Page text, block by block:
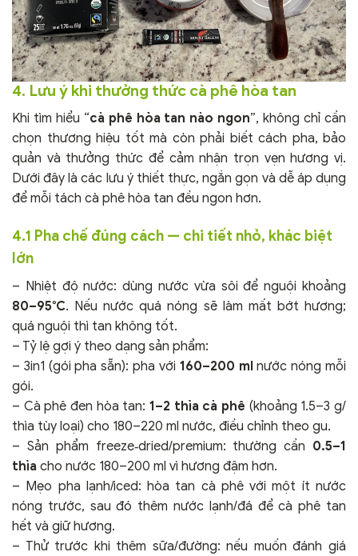
4. Lưu ý khi thưởng thức cà phê hòa tan
Khi tìm hiểu “cà phê hòa tan nào ngon”, không chỉ cần
chọn thương hiệu tốt mà còn phải biết cách pha, bảo
quản và thưởng thức để cảm nhận trọn vẹn hương vị.
Dưới đây là các lưu ý thiết thực, ngắn gọn và dễ áp dụng
để mỗi tách cà phê hòa tan đều ngon hơn.
4.1 Pha chế đúng cách — chi tiết nhỏ, khác biệt
lớn
– Nhiệt độ nước: dùng nước vừa sôi để nguội khoảng
80–95°C. Nếu nước quá nóng sẽ làm mất bớt hương;
quá nguội thì tan không tốt.
– Tỷ lệ gợi ý theo dạng sản phẩm:
– 3in1 (gói pha sẵn): pha với 160–200 ml nước nóng mỗi
gói.
– Cà phê đen hòa tan: 1–2 thìa cà phê (khoảng 1.5–3 g/
thìa tùy loại) cho 180–220 ml nước, điều chỉnh theo gu.
– Sản phẩm freeze‑dried/premium: thường cần 0.5–1
thìa cho nước 180–200 ml vì hương đậm hơn.
– Mẹo pha lạnh/iced: hòa tan cà phê với một ít nước
nóng trước, sau đó thêm nước lạnh/đá để cà phê tan
hết và giữ hương.
– Thử trước khi thêm sữa/đường: nếu muốn đánh giá